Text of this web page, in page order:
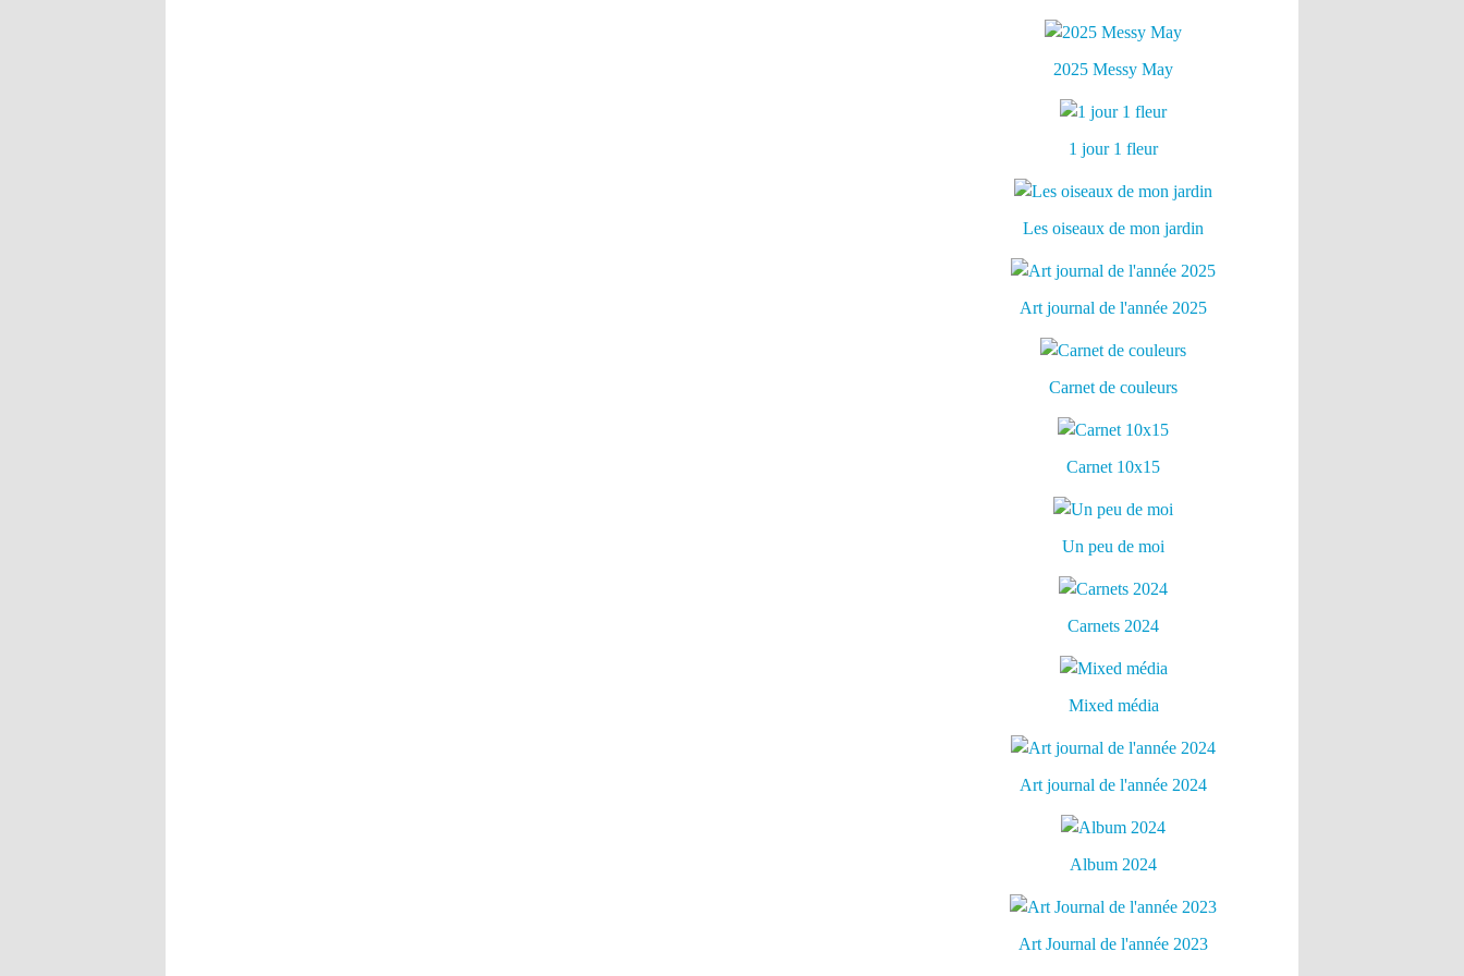
2025 Messy May
1 jour 1 fleur
Les oiseaux de mon jardin
Art journal de l'année 2025
Carnet de couleurs
Carnet 10x15
Un peu de moi
Carnets 2024
Mixed média
Art journal de l'année 2024
Album 2024
Art Journal de l'année 2023